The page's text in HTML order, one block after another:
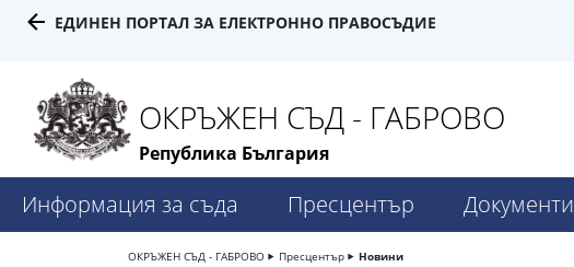
ЕДИНЕН ПОРТАЛ ЗА ЕЛЕКТРОННО ПРАВОСЪДИЕ
ОКРЪЖЕН СЪД - ГАБРОВО
Република България
Информация за съда Пресцентър Документи
ОКРЪЖЕН СЪД - ГАБРОВО Пресцентър Новини